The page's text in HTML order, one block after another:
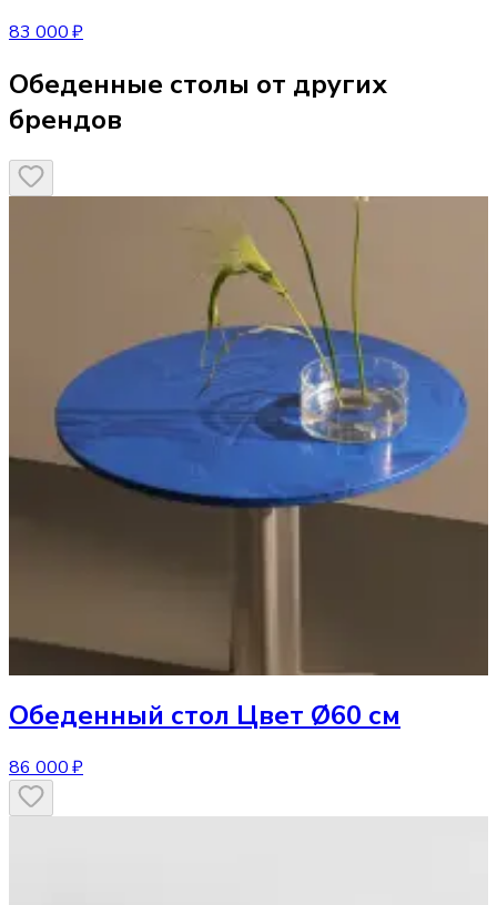
83 000 ₽
Обеденные столы от других
брендов
Обеденный стол Цвет Ø60 см
86 000 ₽